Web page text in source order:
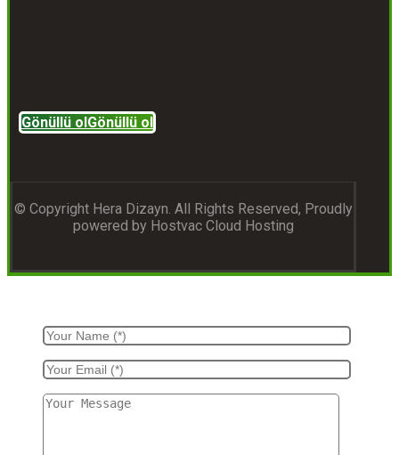
Gönüllü ol Gönüllü ol
© Copyright Hera Dizayn. All Rights Reserved, Proudly
powered by Hostvac Cloud Hosting